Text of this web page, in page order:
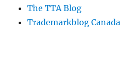
The TTA Blog
Trademarkblog Canada